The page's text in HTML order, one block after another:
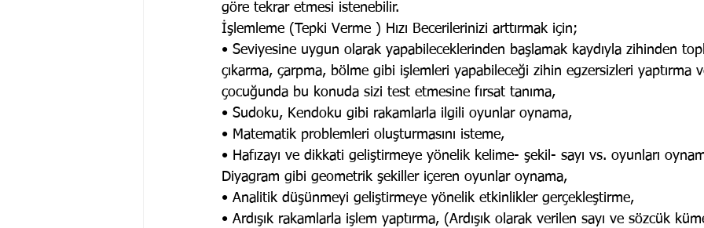
göre tekrar etmesi istenebilir.
İşlemleme (Tepki Verme ) Hızı Becerilerinizi arttırmak için;
• Seviyesine uygun olarak yapabileceklerinden başlamak kaydıyla zihinden
çıkarma, çarpma, bölme gibi işlemleri yapabileceği zihin egzersizleri yaptırma
çocuğunda bu konuda sizi test etmesine fırsat tanıma,
• Sudoku, Kendoku gibi rakamlarla ilgili oyunlar oynama,
• Matematik problemleri oluşturmasını isteme,
• Hafızayı ve dikkati geliştirmeye yönelik kelime- şekil- sayı vs. oyunları
Diyagram gibi geometrik şekiller içeren oyunlar oynama,
• Analitik düşünmeyi geliştirmeye yönelik etkinlikler gerçekleştirme,
• Ardışık rakamlarla işlem yaptırma, (Ardışık olarak verilen sayı ve sözcük